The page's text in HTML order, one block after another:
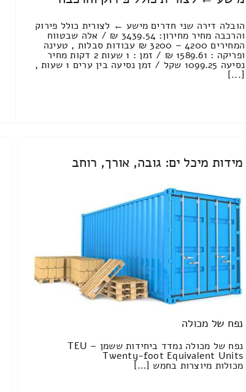
הובלה דירה שני חדרים מישע ← לצורית כולל פירוק
והרכבה מחיר מחירון: 3439.54 ₪ / אלה שבטווח
המחירים 4200 – 3200 ₪ עבודות סבלות , טעינה
ופריקה : 1589.61 ₪ / זמן : 1 שעות 2 דקות מחיר
נסיעה 1099.25 שקל / זמן נסיעה בין ערים 1 שעות ,
[...]
מידות מיכל ים: גובה, אורך, רוחב
נפח של מכולה
נפח של מכולה נמדד ביחידות ששמן TEU –
Twenty-foot Equivalent Units
מכולות מיוצרות בחמש […]